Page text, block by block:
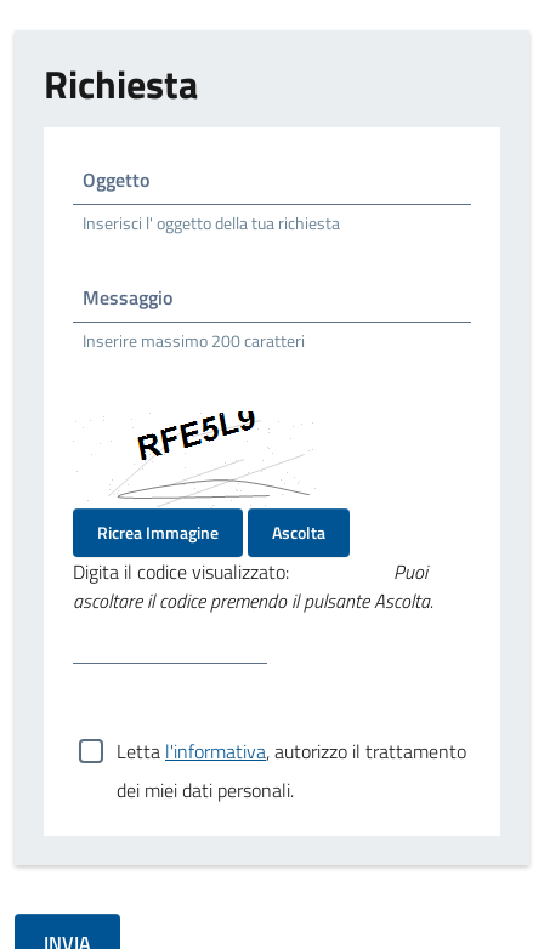
Richiesta
Oggetto
Inserisci l' oggetto della tua richiesta
Messaggio
Inserire massimo 200 caratteri
Ricrea Immagine Ascolta
Digita il codice visualizzato:
Puoi
ascoltare il codice premendo il pulsante Ascolta.
Letta l'informativa, autorizzo il trattamento
dei miei dati personali.